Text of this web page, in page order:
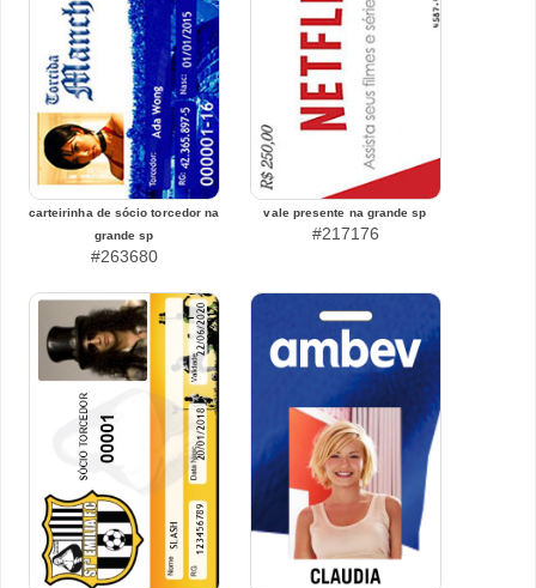
carteirinha de sócio torcedor na
grande sp
#263680
vale presente na grande sp
#217176